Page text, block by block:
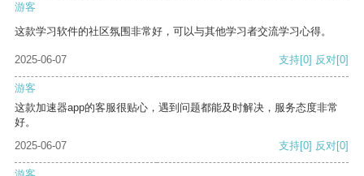
游客
这款学习软件的社区氛围非常好，可以与其他学习者交流学习心得。
2025-06-07 支持[0] 反对[0]
游客
这款加速器app的客服很贴心，遇到问题都能及时解决，服务态度非常
好。
2025-06-07
支持[0] 反对[0]